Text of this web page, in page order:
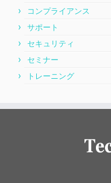
コンプライアンス
サポート
セキュリティ
セミナー
トレーニング